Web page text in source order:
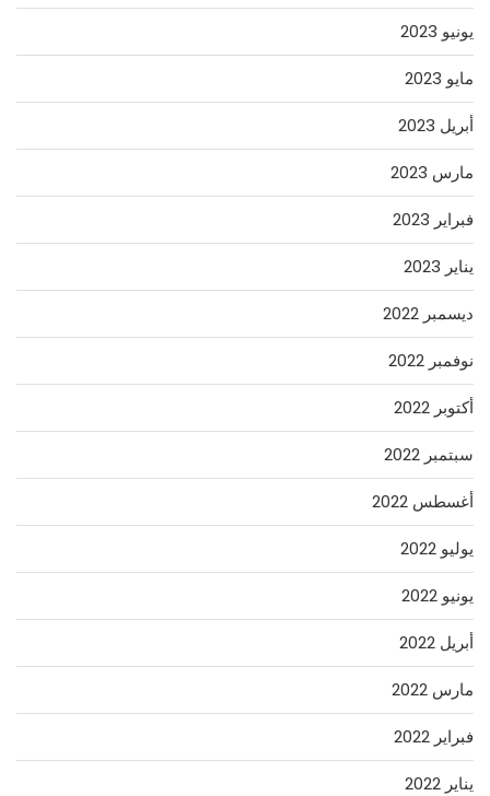
يونيو 2023
مايو 2023
أبريل 2023
مارس 2023
فبراير 2023
يناير 2023
ديسمبر 2022
نوفمبر 2022
أكتوبر 2022
سبتمبر 2022
أغسطس 2022
يوليو 2022
يونيو 2022
أبريل 2022
مارس 2022
فبراير 2022
يناير 2022